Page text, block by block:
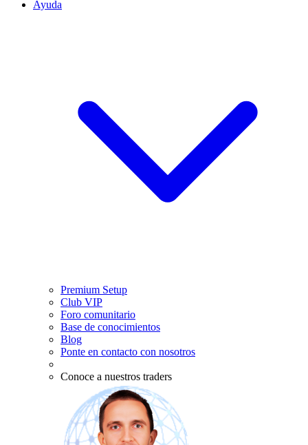
Ayuda
Premium Setup
Club VIP
Foro comunitario
Base de conocimientos
Blog
Ponte en contacto con nosotros
Conoce a nuestros traders